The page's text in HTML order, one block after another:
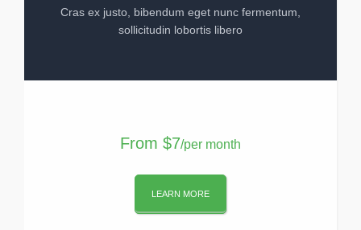
Cras ex justo, bibendum eget nunc fermentum,
sollicitudin lobortis libero
From $7/per month
LEARN MORE